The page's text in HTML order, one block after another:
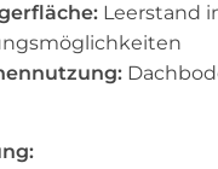
Leerstand